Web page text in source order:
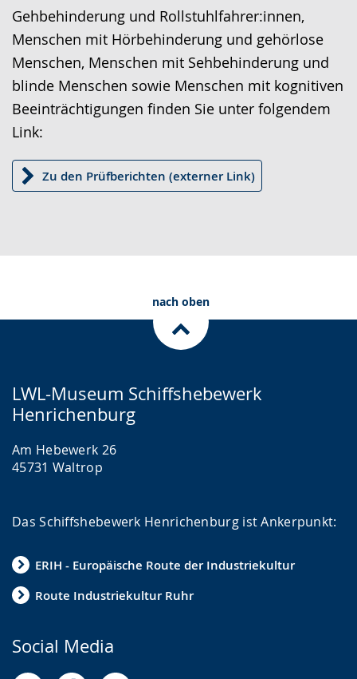
angezeigt.
Gehbehinderung und Rollstuhlfahrer:innen,
Menschen mit Hörbehinderung und gehörlose
Menschen, Menschen mit Sehbehinderung und
blinde Menschen sowie Menschen mit kognitiven
Beeinträchtigungen finden Sie unter folgendem
Link:
Zu den Prüfberichten (externer Link)
nach oben
LWL-Museum Schiffshebewerk
Henrichenburg
Am Hebewerk 26
45731 Waltrop
Das Schiffshebewerk Henrichenburg ist Ankerpunkt:
ERIH - Europäische Route der Industriekultur
Route Industriekultur Ruhr
Social Media